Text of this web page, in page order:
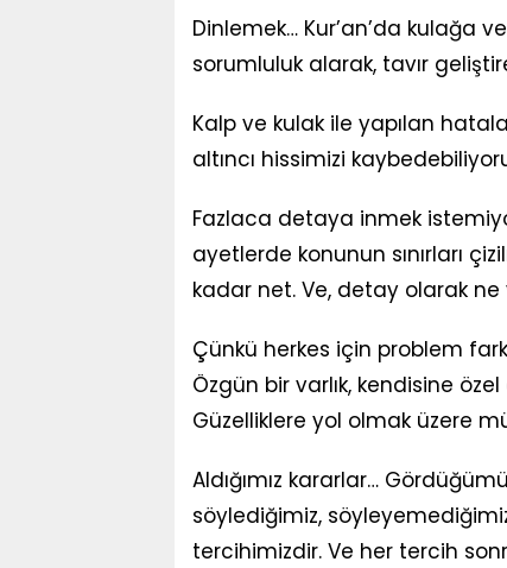
Dinlemek… Kur’an’da kulağa
sorumluluk alarak, tavır
Kalp ve kulak ile yapılan
altıncı hissimizi
Fazlaca detaya inmek
ayetlerde konunun sınırları
kadar net. Ve, detay olarak ne
Çünkü herkes için problem
Özgün bir varlık, kendisine
Güzelliklere yol olmak üzere
Aldığımız kararlar…
söylediğimiz,
tercihimizdir. Ve her tercih